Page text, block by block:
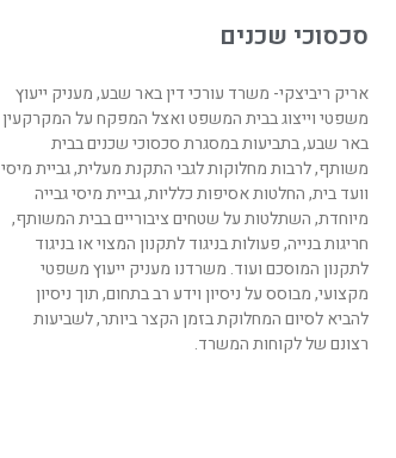
סכסוכי שכנים
אריק ריביצקי- משרד עורכי דין באר שבע, מעניק ייעוץ
משפטי וייצוג בבית המשפט ואצל המפקח על המקרקעין
באר שבע, בתביעות במסגרת סכסוכי שכנים בבית
משותף, לרבות מחלוקות לגבי התקנת מעלית, גביית מיסי
וועד בית, החלטות אסיפות כלליות, גביית מיסי גבייה
מיוחדת, השתלטות על שטחים ציבוריים בבית המשותף,
חריגות בנייה, פעולות בניגוד לתקנון המצוי או בניגוד
לתקנון המוסכם ועוד. משרדנו מעניק ייעוץ משפטי
מקצועי, מבוסס על ניסיון וידע רב בתחום, תוך ניסיון
להביא לסיום המחלוקת בזמן הקצר ביותר, לשביעות
רצונם של לקוחות המשרד.